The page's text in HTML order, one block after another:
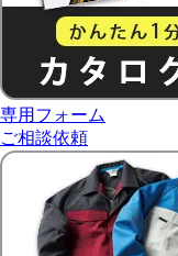
専用フォーム
ご相談依頼